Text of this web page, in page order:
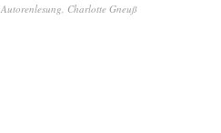
Autorenlesung Charlotte Gneuß